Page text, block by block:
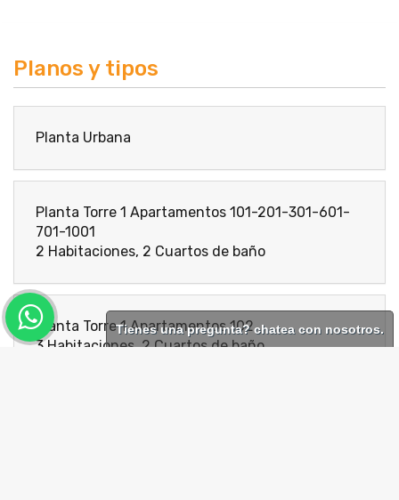
Planos y tipos
Planta Urbana
Planta Torre 1 Apartamentos 101-201-301-601-
701-1001
2 Habitaciones, 2 Cuartos de baño
Planta Torre 1 Apartamentos 102
3 Habitaciones, 2 Cuartos de baño
Tienes una pregunta? chatea con nosotros.